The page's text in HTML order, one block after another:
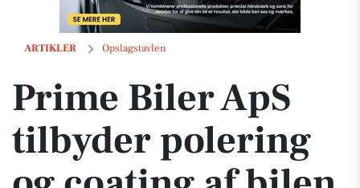
ARTIKLER Opslagstavlen
Prime Biler ApS tilbyder polering og coating af bilen
Prime Biler ApS
tilbyder polering